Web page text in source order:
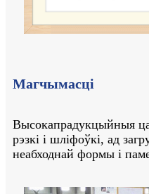
Магчымасці
Высокапрадукцыйныя
рэзкі і шліфоўкі, ад
неабходнай формы і